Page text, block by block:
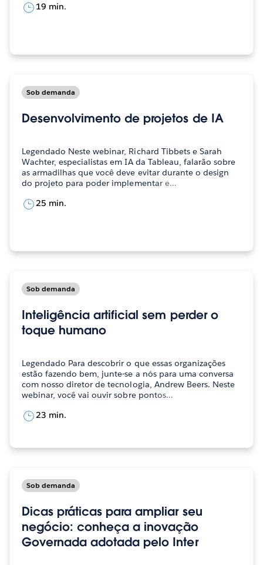
19 min.
Sob demanda
Desenvolvimento de projetos de IA
Legendado Neste webinar, Richard Tibbets e Sarah
Wachter, especialistas em IA da Tableau, falarão sobre
as armadilhas que você deve evitar durante o design
do projeto para poder implementar e…
25 min.
Sob demanda
Inteligência artificial sem perder o
toque humano
Legendado Para descobrir o que essas organizações
estão fazendo bem, junte-se a nós para uma conversa
com nosso diretor de tecnologia, Andrew Beers. Neste
webinar, você vai ouvir sobre pontos…
23 min.
Sob demanda
Dicas práticas para ampliar seu
negócio: conheça a inovação
Governada adotada pelo Inter